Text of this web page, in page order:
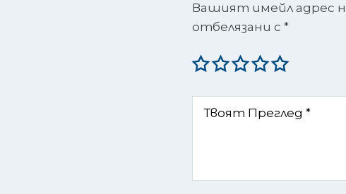
Вашият имейл адрес
отбелязани с *